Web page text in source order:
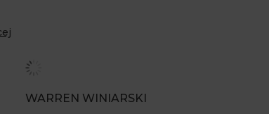
WARREN WINIARSKI